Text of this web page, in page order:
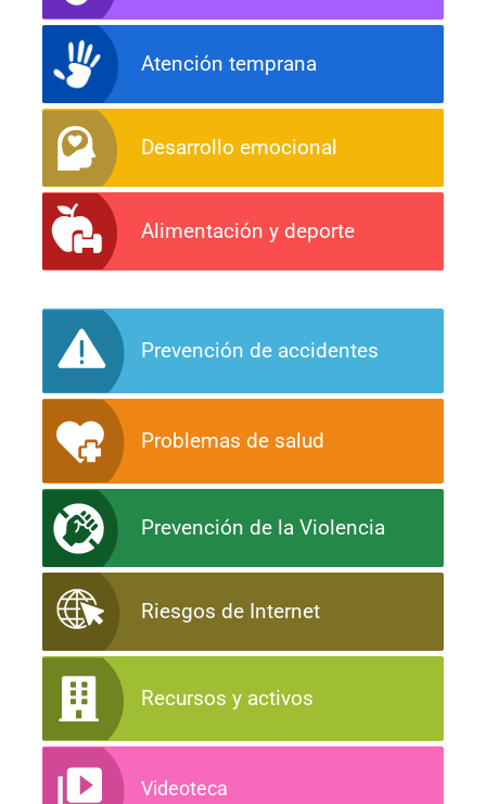
Atención temprana
Desarrollo emocional
Alimentación y deporte
Prevención de accidentes
Problemas de salud
Prevención de la Violencia
Riesgos de Internet
Recursos y activos
Videoteca